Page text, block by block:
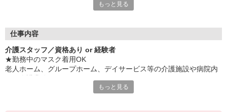
など、安心して長く続けられる待遇が目白押し！
「せっかく働くならキャリアアップを目指したい」
☆★必要な資格や経験は？★☆
□ 介護職員初任者研修以上
ブランクがあってもしっかりフォローします！
もっと見る
仕事内容
介護スタッフ／資格あり or 経験者
★勤務中のマスク着用OK
老人ホーム、グループホーム、デイサービス等の介護施設や病院内
もっと見る